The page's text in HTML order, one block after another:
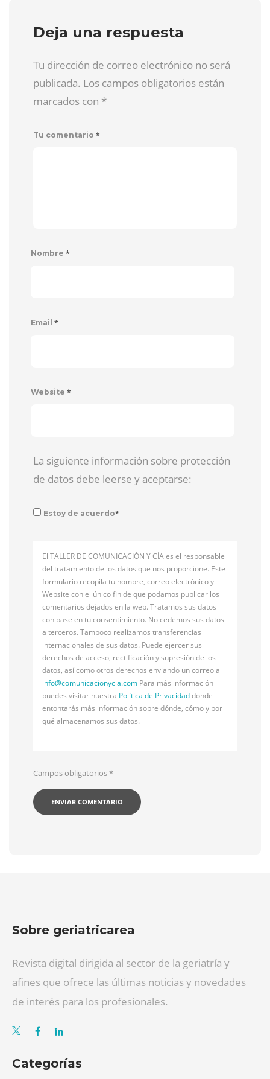
Deja una respuesta
Tu dirección de correo electrónico no será
publicada. Los campos obligatorios están
marcados con *
Tu comentario *
Nombre *
Email *
Website *
La siguiente información sobre protección
de datos debe leerse y aceptarse:
Estoy de acuerdo*
El TALLER DE COMUNICACIÓN Y CÍA es el responsable
del tratamiento de los datos que nos proporcione. Este
formulario recopila tu nombre, correo electrónico y
Website con el único fin de que podamos publicar los
comentarios dejados en la web. Tratamos sus datos
con base en tu consentimiento. No cedemos sus datos
a terceros. Tampoco realizamos transferencias
internacionales de sus datos. Puede ejercer sus
derechos de acceso, rectificación y supresión de los
datos, así como otros derechos enviando un correo a
info@comunicacionycia.com Para más información
puedes visitar nuestra Política de Privacidaddonde
entontarás más información sobre dónde, cómo y por
qué almacenamos sus datos.
Campos obligatorios*
Sobre geriatricarea
Revista digital dirigida al sector de la geriatría y
afines que ofrece las últimas noticias y novedades
de interés para los profesionales.
Categorías